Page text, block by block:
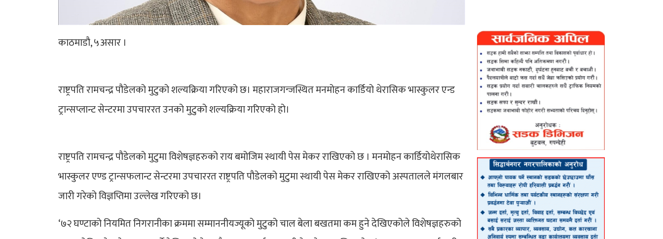
काठमाडौ, ५असार ।
राष्ट्रपति रामचन्द्र पौडेलको मुटुको शल्यक्रिया गरिएको छ। महाराजगन्जस्थित मनमोहन कार्डियो थेरासिक भास्कुलर एन्ड
ट्रान्सप्लान्ट सेन्टरमा उपचाररत उनको मुटुको शल्यक्रिया गरिएको हो।
राष्ट्रपति रामचन्द्र पौडेलको मुटुमा विशेषज्ञहरुको राय बमोजिम स्थायी पेस मेकर राखिएको छ । मनमोहन कार्डियोथेरासिक
भास्कुलर एण्ड ट्रान्सफलान्ट सेन्टरमा उपचाररत राष्ट्रपति पौडेलको मुटुमा स्थायी पेस मेकर राखिएको अस्पतालले मंगलबार
जारी गरेको विज्ञप्तिमा उल्लेख गरिएको छ।
‘७२ घण्टाको नियमित निगरानीका क्रममा सम्माननीयज्यूको मुटुको चाल बेला बखतमा कम हुने देखिएकोले विशेषज्ञहरुको